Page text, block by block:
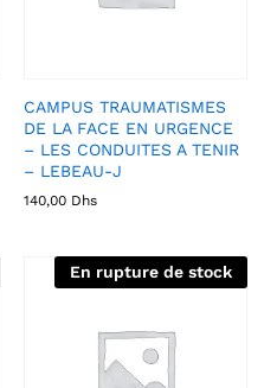
CAMPUS TRAUMATISMES
DE LA FACE EN URGENCE
– LES CONDUITES A TENIR
– LEBEAU-J
140,00 Dhs
En rupture de stock